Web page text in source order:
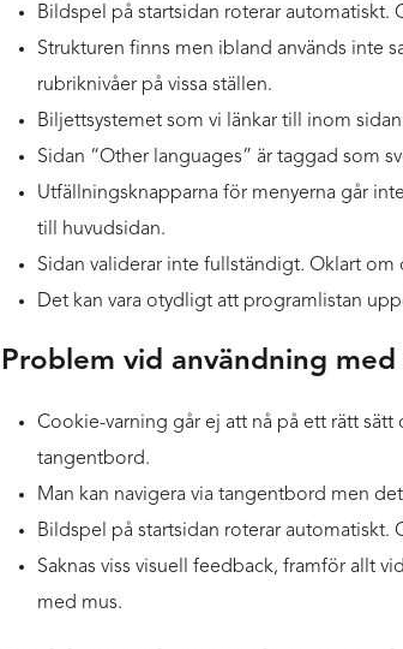
Bildspel på startsidan roterar automatiskt.
Strukturen finns men ibland används inte
rubriknivåer på vissa ställen.
Biljettsystemet som vi länkar till inom
Sidan “Other languages” är taggad som
Utfällningsknapparna för menyerna går
till huvudsidan.
Sidan validerar inte fullständigt. Oklart
Det kan vara otydligt att programlistan
Problem vid användning
Cookie-varning går ej att nå på ett rätt sätt
tangentbord.
Man kan navigera via tangentbord men
Bildspel på startsidan roterar automatiskt.
Saknas viss visuell feedback, framför allt
med mus.